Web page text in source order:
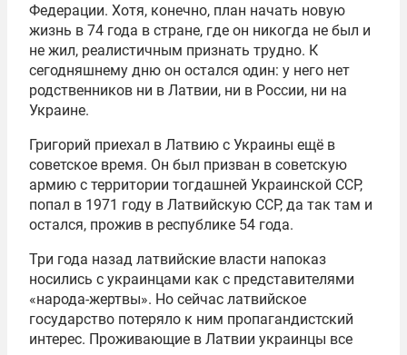
Федерации. Хотя, конечно, план начать новую
жизнь в 74 года в стране, где он никогда не был и
не жил, реалистичным признать трудно. К
сегодняшнему дню он остался один: у него нет
родственников ни в Латвии, ни в России, ни на
Украине.
Григорий приехал в Латвию с Украины ещё в
советское время. Он был призван в советскую
армию с территории тогдашней Украинской ССР,
попал в 1971 году в Латвийскую ССР, да так там и
остался, прожив в республике 54 года.
Три года назад латвийские власти напоказ
носились с украинцами как с представителями
«народа-жертвы». Но сейчас латвийское
государство потеряло к ним пропагандистский
интерес. Проживающие в Латвии украинцы все